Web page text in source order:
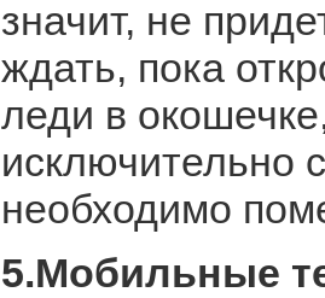
значит, не
ждать, пока
леди в
исключительно
необходимо
5.Мобильные